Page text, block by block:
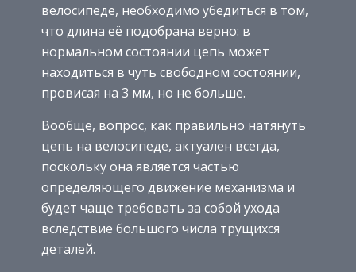
велосипеде, необходимо убедиться в том,
что длина её подобрана верно: в
нормальном состоянии цепь может
находиться в чуть свободном состоянии,
провисая на 3 мм, но не больше.
Вообще, вопрос, как правильно натянуть
цепь на велосипеде, актуален всегда,
поскольку она является частью
определяющего движение механизма и
будет чаще требовать за собой ухода
вследствие большого числа трущихся
деталей.